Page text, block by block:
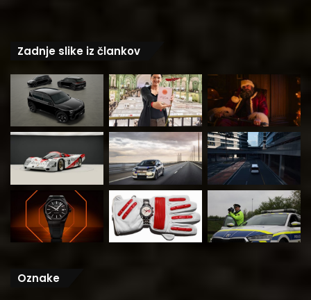
Zadnje slike iz člankov
Oznake